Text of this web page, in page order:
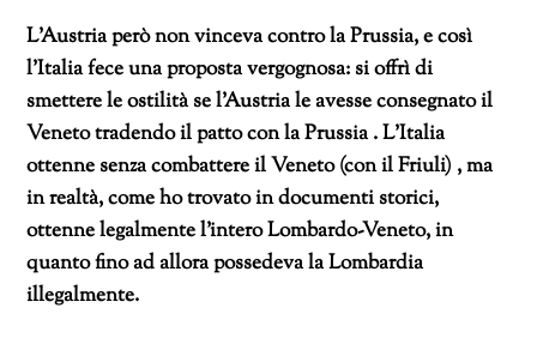
L’Austria però non vinceva contro la Prussia, e così
l’Italia fece una proposta vergognosa: si offrì di
smettere le ostilità se l’Austria le avesse consegnato il
Veneto tradendo il patto con la Prussia . L’Italia
ottenne senza combattere il Veneto (con il Friuli) , ma
in realtà, come ho trovato in documenti storici,
ottenne legalmente l’intero Lombardo-Veneto, in
quanto fino ad allora possedeva la Lombardia
illegalmente.